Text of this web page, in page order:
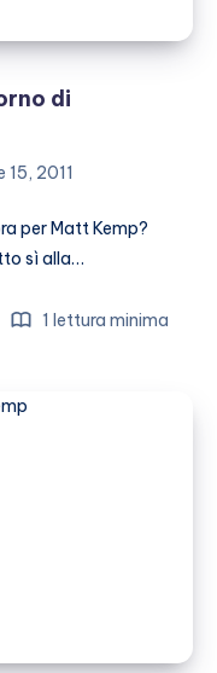
di
2011
per Matt Kemp?
sì alla…
1 lettura minima